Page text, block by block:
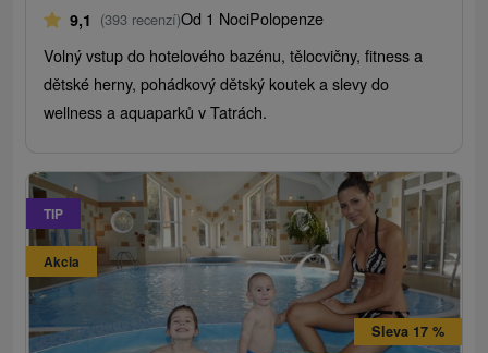
9,1 (393 recenzí)Od 1 NociPolopenze
Volný vstup do hotelového bazénu, tělocvičny, fitness a
dětské herny, pohádkový dětský koutek a slevy do
wellness a aquaparků v Tatrách.
TIP
Akcia
Sleva 17 %